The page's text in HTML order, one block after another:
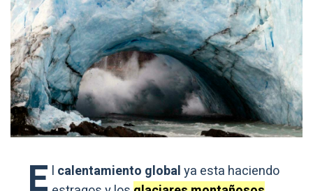
E l calentamiento globalya esta haciendo